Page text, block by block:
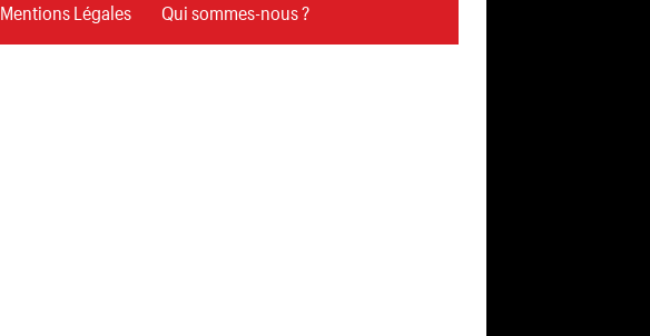
Mentions Légales Qui sommes-nous ?